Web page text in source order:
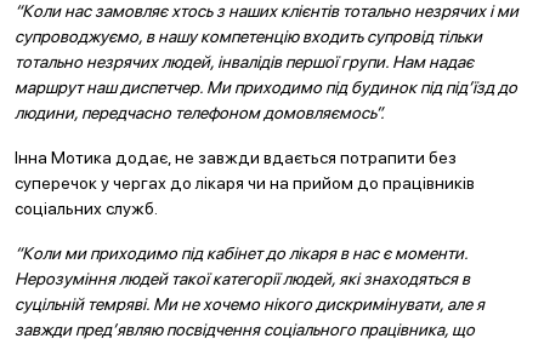
“Коли нас замовляє хтось з наших клієнтів тотально незрячих і ми
супроводжуємо, в нашу компетенцію входить супровід тільки
тотально незрячих людей, інвалідів першої групи. Нам надає
маршрут наш диспетчер. Ми приходимо під будинок під під’їзд до
людини, передчасно телефоном домовляємось”.
Інна Мотика додає, не завжди вдається потрапити без
суперечок у чергах до лікаря чи на прийом до працівників
соціальних служб.
“Коли ми приходимо під кабінет до лікаря в нас є моменти.
Нерозуміння людей такої категорії людей, які знаходяться в
суцільній темряві. Ми не хочемо нікого дискримінувати, але я
завжди пред’являю посвідчення соціального працівника, що